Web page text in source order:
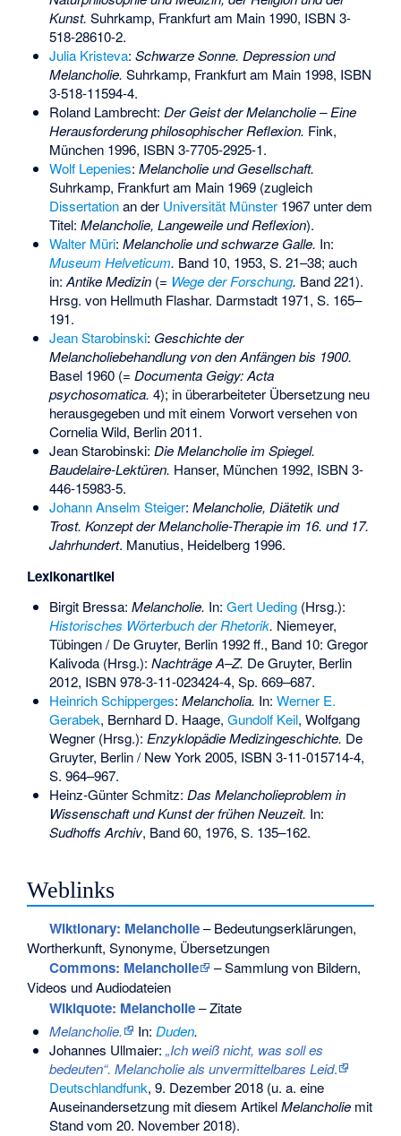
Kunst. Suhrkamp, Frankfurt am Main 1990, ISBN 3-
518-28610-2.
Julia Kristeva: Schwarze Sonne. Depression und
Melancholie. Suhrkamp, Frankfurt am Main 1998, ISBN
3-518-11594-4.
Roland Lambrecht: Der Geist der Melancholie – Eine
Herausforderung philosophischer Reflexion. Fink,
München 1996, ISBN 3-7705-2925-1.
Wolf Lepenies: Melancholie und Gesellschaft.
Suhrkamp, Frankfurt am Main 1969 (zugleich
Dissertationan der Universität Münster1967 unter dem
Titel: Melancholie, Langeweile und Reflexion).
Walter Müri: Melancholie und schwarze Galle. In:
Museum Helveticum. Band 10, 1953, S. 21–38; auch
in:Antike Medizin(= Wege der Forschung. Band 221).
Hrsg. von Hellmuth Flashar. Darmstadt 1971, S. 165–
191.
Jean Starobinski: Geschichte der
Melancholiebehandlung von den Anfängen bis 1900.
Basel 1960 (= Documenta Geigy: Acta
psychosomatica. 4); in überarbeiteter Übersetzung neu
herausgegeben und mit einem Vorwort versehen von
Cornelia Wild, Berlin 2011.
Jean Starobinski: Die Melancholie im Spiegel.
Baudelaire-Lektüren. Hanser, München 1992, ISBN 3-
446-15983-5.
Johann Anselm Steiger: Melancholie, Diätetik und
Trost. Konzept der Melancholie-Therapie im 16. und 17.
Jahrhundert. Manutius, Heidelberg 1996.
Lexikonartikel
Birgit Bressa: Melancholie. In: Gert Ueding(Hrsg.):
Historisches Wörterbuch der Rhetorik. Niemeyer,
Tübingen / De Gruyter, Berlin 1992 ff., Band 10: Gregor
Kalivoda (Hrsg.): Nachträge A–Z. De Gruyter, Berlin
2012, ISBN 978-3-11-023424-4, Sp. 669–687.
Heinrich Schipperges: Melancholia. In: Werner E.
Gerabek, Bernhard D. Haage, Gundolf Keil, Wolfgang
Wegner (Hrsg.): Enzyklopädie Medizingeschichte. De
Gruyter, Berlin / New York 2005, ISBN 3-11-015714-4,
S. 964–967.
Heinz-Günter Schmitz: Das Melancholieproblem in
Wissenschaft und Kunst der frühen Neuzeit. In:
Sudhoffs Archiv, Band 60, 1976, S. 135–162.
Weblinks
Wiktionary: Melancholie– Bedeutungserklärungen,
Wortherkunft, Synonyme, Übersetzungen
Commons: Melancholie
– Sammlung von Bildern,
Videos und Audiodateien
Wikiquote: Melancholie– Zitate
Melancholie.
In: Duden.
Johannes Ullmaier: „Ich weiß nicht, was soll es
bedeuten“. Melancholie als unvermittelbares Leid.
Deutschlandfunk, 9. Dezember 2018 (u. a. eine
Auseinandersetzung mit diesem ArtikelMelancholiemit
Stand vom 20. November 2018).